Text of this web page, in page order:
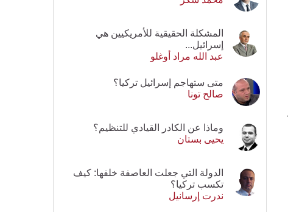
المشكلة الحقيقية للأمريكيين هي
إسرائيل...
عبد الله مراد أوغلو
متى ستهاجم إسرائيل تركيا؟
صالح تونا
وماذا عن الكادر القيادي للتنظيم؟
يحيى بستان
الدولة التي جعلت العاصفة خلفها: كيف
تكسب تركيا؟
ندرت إرسانيل